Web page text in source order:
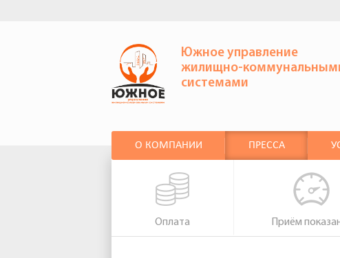
Южное управление
жилищно-
системами
О КОМПАНИИ ПРЕССА
Оплата Приём